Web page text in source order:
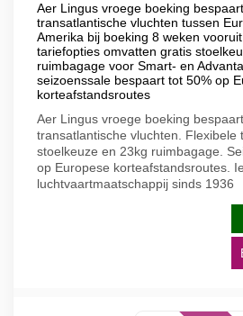
Aer Lingus vroege boeking
transatlantische vluchten tussen
Amerika bij boeking 8 weken
tariefopties omvatten gratis
ruimbagage voor Smart- en
seizoenssale bespaart tot 50% op
korteafstandsroutes
Aer Lingus vroege boeking
transatlantische vluchten. Flexibele
stoelkeuze en 23kg ruimbagage.
op Europese korteafstandsroutes.
luchtvaartmaatschappij sinds 1936